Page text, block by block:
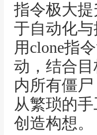
指令极大
于自动化
用clone指
动，结合
内所有僵
从繁琐的
创造构想。